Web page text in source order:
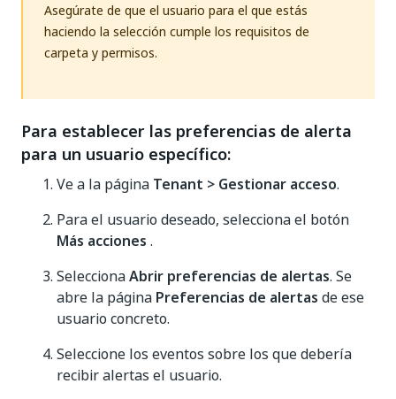
Asegúrate de que el usuario para el que estás
haciendo la selección cumple los requisitos de
carpeta y permisos.
Para establecer las preferencias de alerta
para un usuario específico:
Ve a la página Tenant > Gestionar acceso.
Para el usuario deseado, selecciona el botón
Más acciones .
SeleccionaAbrir preferencias de alertas. Se
abre la página Preferencias de alertas de ese
usuario concreto.
Seleccione los eventos sobre los que debería
recibir alertas el usuario.